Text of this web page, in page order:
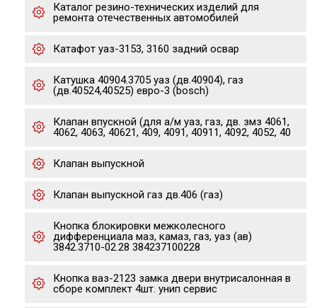
Каталог резино-технических изделий для
ремонта отечественных автомобилей
Катафот уаз-3153, 3160 задний освар
Катушка 40904.3705 уаз (дв.40904), газ
(дв.40524,40525) евро-3 (bosch)
Клапан впускной (для а/м уаз, газ, дв. змз 4061,
4062, 4063, 40621, 409, 4091, 40911, 4092, 4052, 40
Клапан выпускной
Клапан выпускной газ дв.406 (газ)
Кнопка блокировки межколесного
дифференциала маз, камаз, газ, уаз (ав)
3842.3710-02.28 384237100228
Кнопка ваз-2123 замка двери внутрисалонная в
сборе комплект 4шт. унип сервис